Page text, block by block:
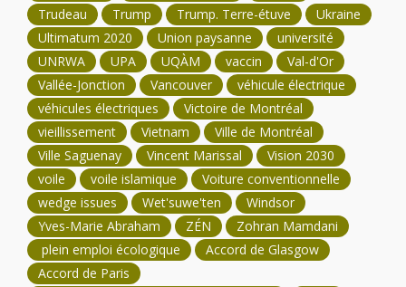
Trudeau
Trump Trump. Terre-étuve
Ukraine
Ultimatum 2020
Union paysanne
université
UNRWA
UPA UQÀM vaccin
Val-d'Or
Vallée-Jonction
Vancouver
véhicule électrique
véhicules électriques
Victoire de Montréal
vieillissement
Vietnam
Ville de Montréal
Ville Saguenay
Vincent Marissal
Vision 2030
voile
voile islamique
Voiture conventionnelle
wedge issues
Wet'suwe'ten
Windsor
Yves-Marie Abraham
ZÉN
Zohran Mamdani
plein emploi écologique
Accord de Glasgow
Accord de Paris